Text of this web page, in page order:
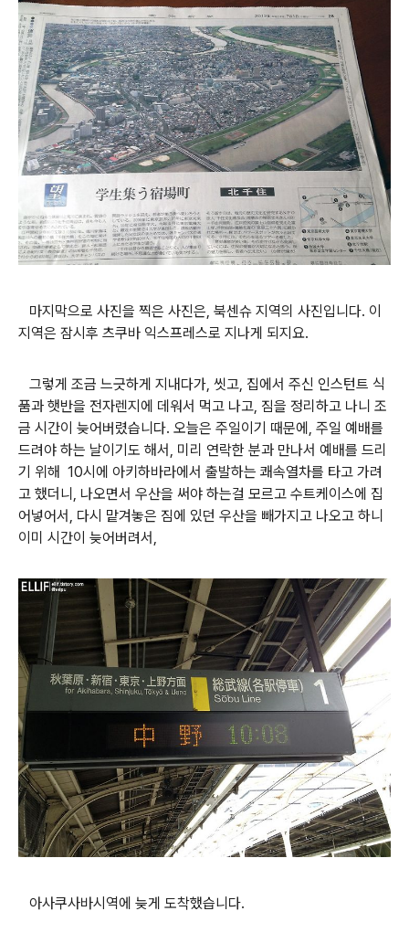
마지막으로 사진을 찍은 사진은, 북센슈 지역의 사진입니다. 이
지역은 잠시후 츠쿠바 익스프레스로 지나게 되지요.
그렇게 조금 느긋하게 지내다가, 씻고, 집에서 주신 인스턴트 식
품과 햇반을 전자렌지에 데워서 먹고 나고, 짐을 정리하고 나니 조
금 시간이 늦어버렸습니다. 오늘은 주일이기 때문에, 주일 예배를
드려야 하는 날이기도 해서, 미리 연락한 분과 만나서 예배를 드리
기 위해 10시에 아키하바라에서 출발하는 쾌속열차를 타고 가려
고 했더니, 나오면서 우산을 써야 하는걸 모르고 수트케이스에 집
어넣어서, 다시 맡겨놓은 짐에 있던 우산을 빼가지고 나오고 하니
이미 시간이 늦어버려서,
아사쿠사바시역에 늦게 도착했습니다.